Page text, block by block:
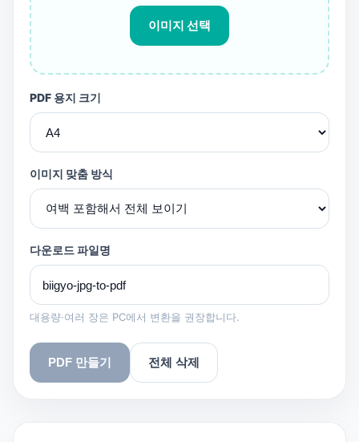
이미지 선택
PDF 용지 크기
이미지 맞춤 방식
다운로드 파일명
대용량·여러 장은 PC에서 변환을 권장합니다.
PDF 만들기 전체 삭제